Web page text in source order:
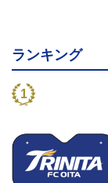
ランキング